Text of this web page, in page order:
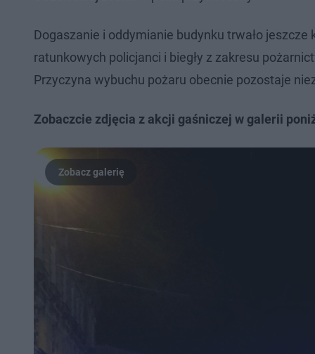
Dogaszanie i oddymianie budynku trwało
ratunkowych policjanci i biegły z zakresu
Przyczyna wybuchu pożaru obecnie pozostaje
Zobaczcie zdjęcia z akcji gaśniczej w galerii